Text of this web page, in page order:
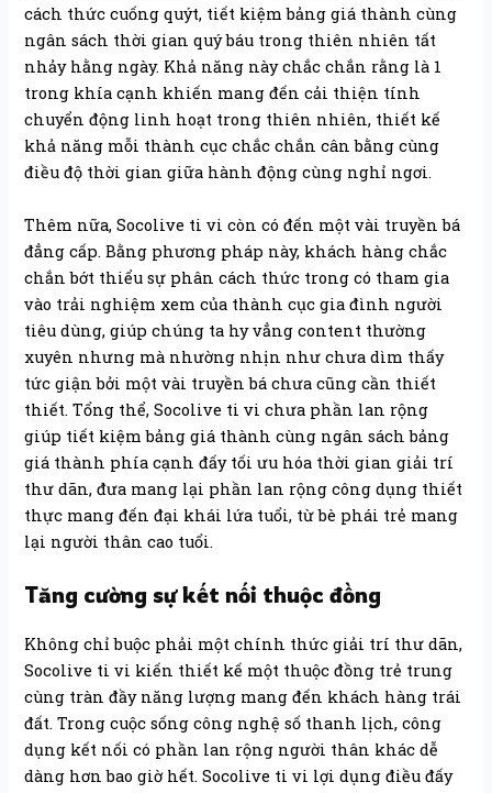
cách thức cuống quýt, tiết kiệm bảng giá thành cùng
ngân sách thời gian quý báu trong thiên nhiên tất
nhảy hằng ngày. Khả năng này chắc chắn rằng là 1
trong khía cạnh khiến mang đến cải thiện tính
chuyển động linh hoạt trong thiên nhiên, thiết kế
khả năng mỗi thành cục chắc chắn cân bằng cùng
điều độ thời gian giữa hành động cùng nghỉ ngơi.
Thêm nữa, Socolive ti vi còn có đến một vài truyền bá
đẳng cấp. Bằng phương pháp này, khách hàng chắc
chắn bớt thiểu sự phân cách thức trong có tham gia
vào trải nghiệm xem của thành cục gia đình người
tiêu dùng, giúp chúng ta hy vẳng content thường
xuyên nhưng mà nhường nhịn như chưa dìm thấy
tức giận bởi một vài truyền bá chưa cũng cần thiết
thiết. Tổng thể, Socolive ti vi chưa phần lan rộng
giúp tiết kiệm bảng giá thành cùng ngân sách bảng
giá thành phía cạnh đấy tối ưu hóa thời gian giải trí
thư dãn, đưa mang lại phần lan rộng công dụng thiết
thực mang đến đại khái lứa tuổi, từ bè phái trẻ mang
lại người thân cao tuổi.
Tăng cường sự kết nối thuộc đồng
Không chỉ buộc phải một chính thức giải trí thư dãn,
Socolive ti vi kiến thiết kế một thuộc đồng trẻ trung
cùng tràn đầy năng lượng mang đến khách hàng trái
đất. Trong cuộc sống công nghệ số thanh lịch, công
dụng kết nối có phần lan rộng người thân khác dễ
dàng hơn bao giờ hết. Socolive ti vi lợi dụng điều đấy